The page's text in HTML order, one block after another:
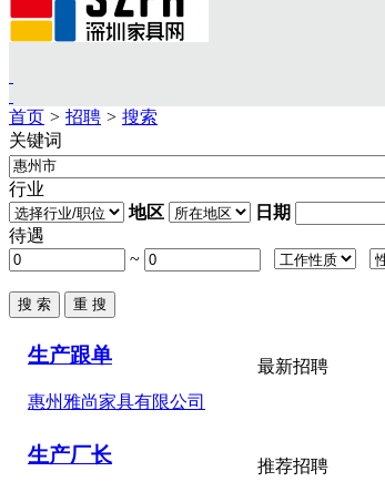
首页
资讯
展会
视频
品牌
家具卖场
饰品
首页 > 招聘 > 搜索
关键词
行业
地区
日期
待遇
~
生产跟单
惠州雅尚家具有限公司
最新招聘
生产厂长 推荐招聘